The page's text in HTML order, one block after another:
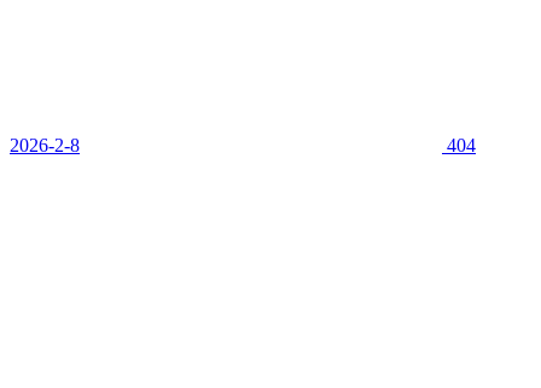
2026-2-8 404